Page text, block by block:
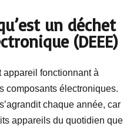
un déchet
(DEEE)
fonctionnant à
composants électroniques.
chaque année, car
appareils du quotidien que